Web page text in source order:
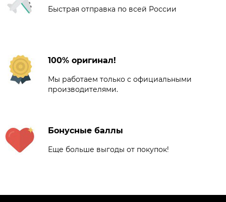
Быстрая отправка по всей России
100% оригинал!
Мы работаем только с официальными
производителями.
Бонусные баллы
Еще больше выгоды от покупок!